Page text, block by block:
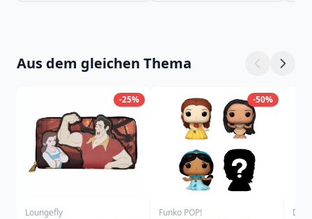
Aus dem gleichen Thema
-25%
Loungefly
-50%
Funko POP!